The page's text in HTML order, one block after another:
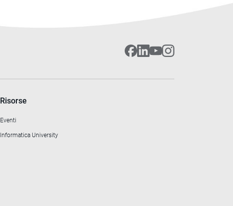
Risorse
Eventi
Informatica University